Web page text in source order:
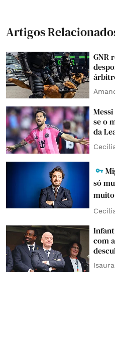
Artigos
GNR
se o
da
só
com